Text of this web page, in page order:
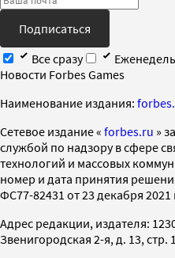
Подписаться
Все сразу
Новости Forbes Games
Наименование издания:
Cетевое издание « forbes.ru »
службой по надзору в сфере
технологий и массовых
номер и дата принятия
ФС77-82431 от 23 декабря 2021
Адрес редакции, издателя:
Звенигородская 2-я, д. 13, стр.